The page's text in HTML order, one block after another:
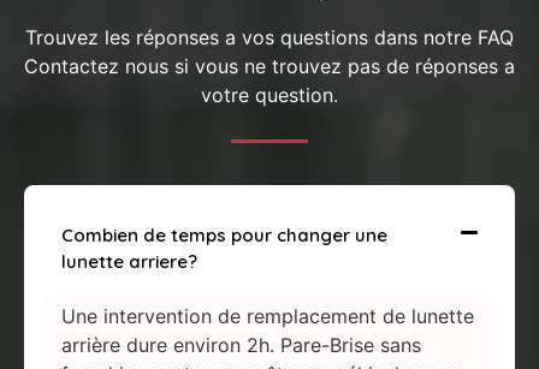
Trouvez les réponses a vos questions dans notre FAQ
Contactez nous si vous ne trouvez pas de réponses a
votre question.
Combien de temps pour changer une
lunette arriere?
Une intervention de remplacement de lunette
arrière dure environ 2h. Pare-Brise sans